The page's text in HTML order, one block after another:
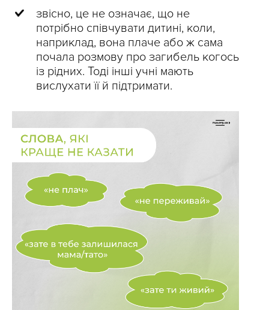
звісно, це не означає, що не
потрібно співчувати дитині, коли,
наприклад, вона плаче або ж сама
почала розмову про загибель когось
із рідних. Тоді інші учні мають
вислухати її й підтримати.